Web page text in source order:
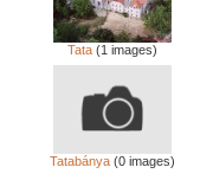
Tata (1 images)
Tatabánya (0 images)